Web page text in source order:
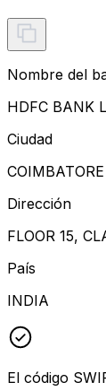
Nombre del
HDFC BANK
Ciudad
COIMBATORE
Dirección
FLOOR 15,
País
INDIA
El código